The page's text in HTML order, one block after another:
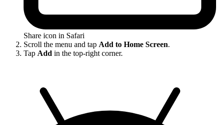
Share icon in Safari
Scroll the menu and tap Add to Home Screen.
Tap Add in the top-right corner.